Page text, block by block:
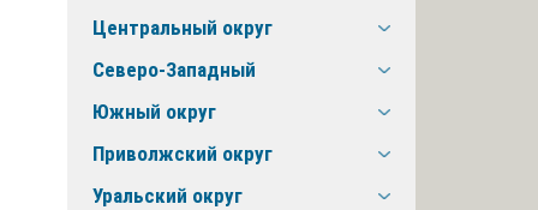
Центральный округ
Северо-Западный
Южный округ
Приволжский округ
Уральский округ